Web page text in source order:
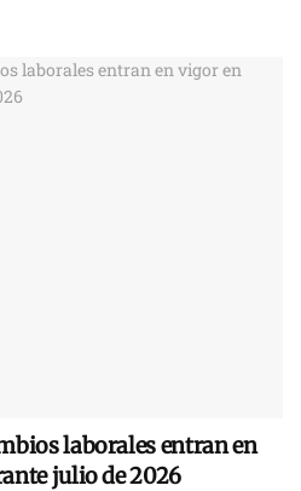
laborales entran en
julio de 2026